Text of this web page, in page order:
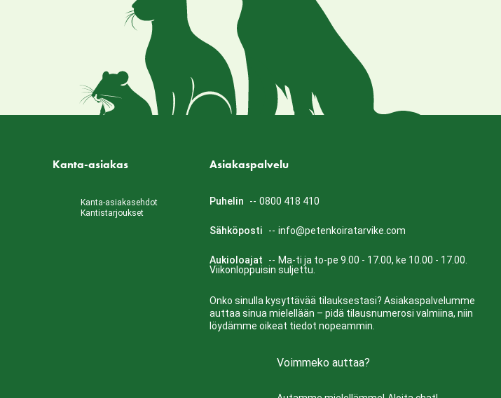
Kanta-asiakas
Kanta-asiakasehdot
Kantistarjoukset
Asiakaspalvelu
Puhelin -- 0800 418 410
Sähköposti -- info@petenkoiratarvike.com
Aukioloajat -- Ma-ti ja to-pe 9.00 - 17.00, ke 10.00 - 17.00.
Viikonloppuisin suljettu.
Onko sinulla kysyttävää tilauksestasi? Asiakaspalvelumme
auttaa sinua mielellään – pidä tilausnumerosi valmiina, niin
löydämme oikeat tiedot nopeammin.
Voimmeko auttaa?